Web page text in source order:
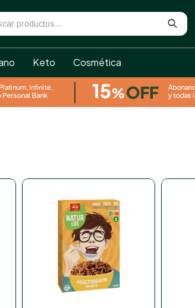
Keto Cosmética